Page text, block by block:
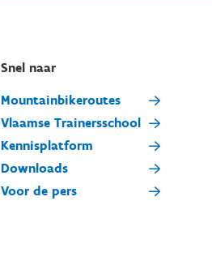
Snel naar
Mountainbikeroutes
Vlaamse Trainersschool
Kennisplatform
Downloads
Voor de pers